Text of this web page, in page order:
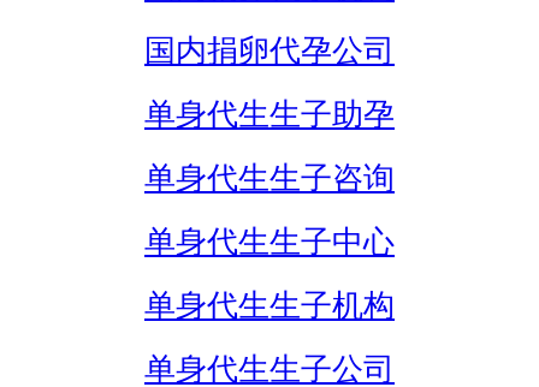
国内捐卵代孕公司
单身代生生子助孕
单身代生生子咨询
单身代生生子中心
单身代生生子机构
单身代生生子公司